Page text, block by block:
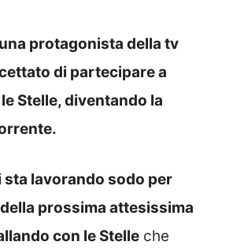
protagonista della tv
di partecipare a
Stelle, diventando la
sta lavorando sodo per
prossima attesissima
con le Stelle che